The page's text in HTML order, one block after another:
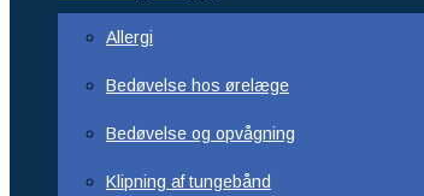
Allergi
Bedøvelse hos ørelæge
Bedøvelse og opvågning
Klipning af tungebånd